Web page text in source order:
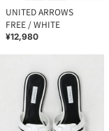
UNITED ARROWS
FREE / WHITE
¥12,980